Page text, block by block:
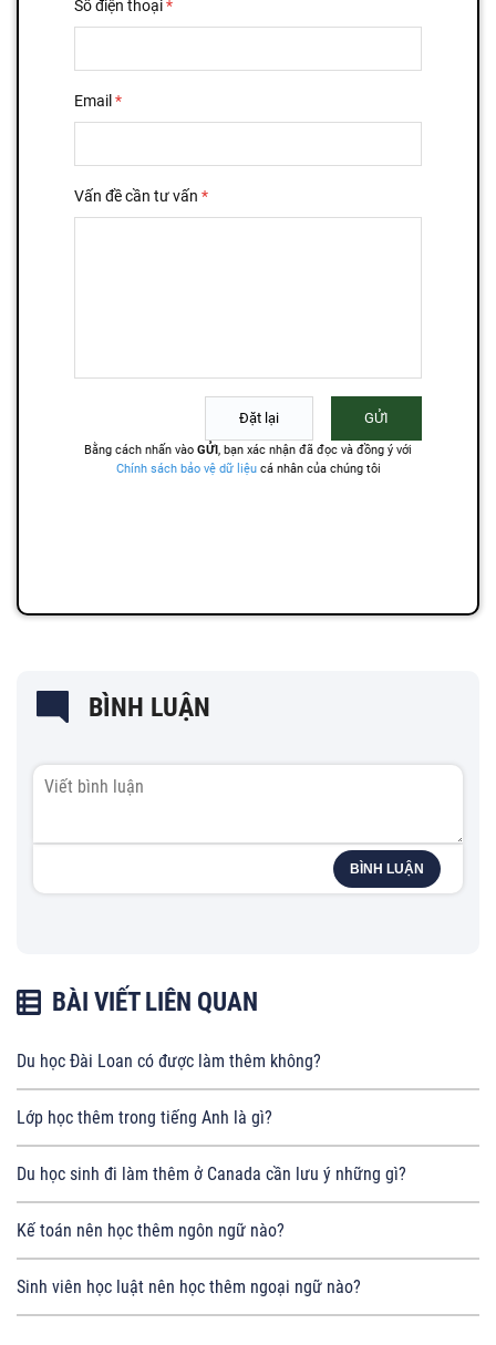
BÌNH LUẬN
BÌNH LUẬN
BÀI VIẾT LIÊN QUAN
Du học Đài Loan có được làm thêm không?
Lớp học thêm trong tiếng Anh là gì?
Du học sinh đi làm thêm ở Canada cần lưu ý những gì?
Kế toán nên học thêm ngôn ngữ nào?
Sinh viên học luật nên học thêm ngoại ngữ nào?